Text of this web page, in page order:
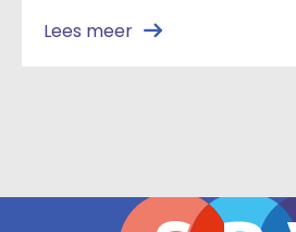
Lees meer